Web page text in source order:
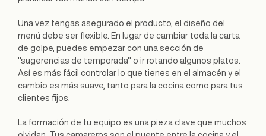
Una vez tengas asegurado el producto, el diseño del
menú debe ser flexible. En lugar de cambiar toda la carta
de golpe, puedes empezar con una sección de
"sugerencias de temporada" o ir rotando algunos platos.
Así es más fácil controlar lo que tienes en el almacén y el
cambio es más suave, tanto para la cocina como para tus
clientes fijos.
La formación de tu equipo es una pieza clave que muchos